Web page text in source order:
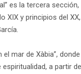
es la tercera
XIX y principios del
mar de Xàbia”,
a partir